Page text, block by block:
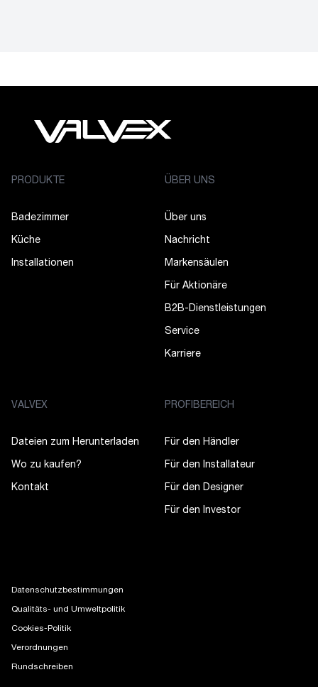
PRODUKTE
Badezimmer
Küche
Installationen
ÜBER UNS
Über uns
Nachricht
Markensäulen
Für Aktionäre
B2B-Dienstleistungen
Service
Karriere
VALVEX
Dateien zum Herunterladen
Wo zu kaufen?
Kontakt
PROFIBEREICH
Für den Händler
Für den Installateur
Für den Designer
Für den Investor
Datenschutzbestimmungen
Qualitäts- und Umweltpolitik
Cookies-Politik
Verordnungen
Rundschreiben